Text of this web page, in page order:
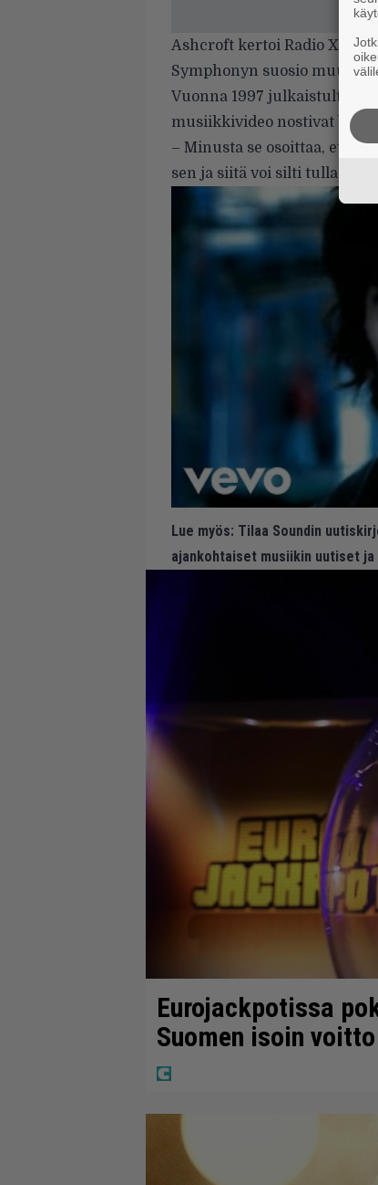
Ashcroft kertoi Radio X:n
Symphonyn suosio muutti
Vuonna 1997 julkaistulta
musiikkivideo nostivat
– Minusta se osoittaa, että
sen ja siitä voi silti tulla
Lue myös: Tilaa Soundin
ajankohtaiset musiikin uutiset
Eurojackpotissa
Suomen isoin